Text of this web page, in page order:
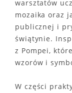
warsztatów
mozaika oraz
publicznej i
świątynie.
z Pompei,
wzorów i
W części